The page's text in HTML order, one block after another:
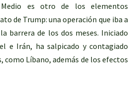
es otro de los elementos
de Trump: una operación que iba a
barrera de los dos meses. Iniciado
e Irán, ha salpicado y contagiado
Líbano, además de los efectos